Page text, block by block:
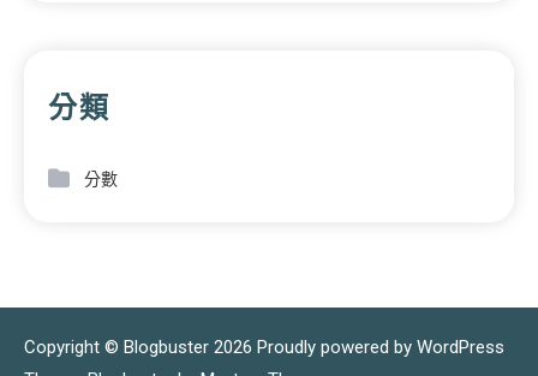
分類
分數
Copyright © Blogbuster 2026 Proudly powered by WordPress